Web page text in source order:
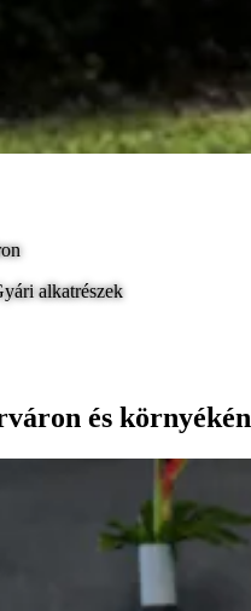
alkatrészek
és környékén